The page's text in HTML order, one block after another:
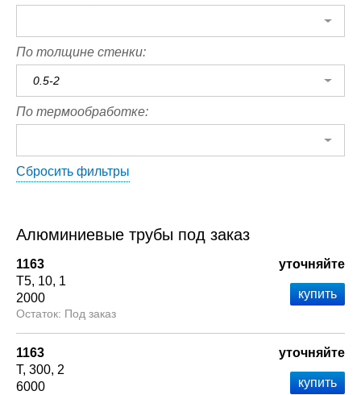
По толщине стенки:
0.5-2
По термообработке:
Сбросить фильтры
Алюминиевые трубы под заказ
1163
Т5 10 1
2000
Под заказ
уточняйте
1163
Т 300 2
6000
уточняйте